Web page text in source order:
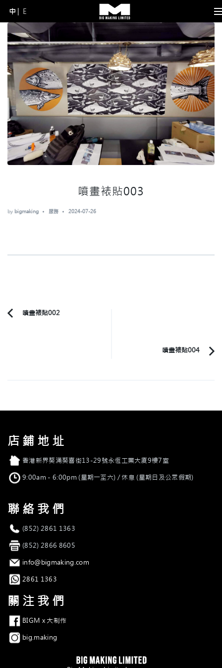
Skip
content
(Press
Enter)
中 E
噴畫裱貼003
by bigmaking 服務 2024-07-26
PostPrevious
噴畫裱貼002
噴畫裱貼004
店鋪地址
店舖地址香港新界葵涌葵喜街13-29號永恆工業大廈9樓7室
營業時間9:00am - 6:00pm (星期一至六) / 休息 (星期日及公眾假期)
聯絡我們
電話 (852) 2861 1363
傳真 (852) 2866 8605
電郵 info@bigmaking.com
Whatsapp
2861 1363
關注我們
Facebook
BIGM x 大制作
Instagram
big.making